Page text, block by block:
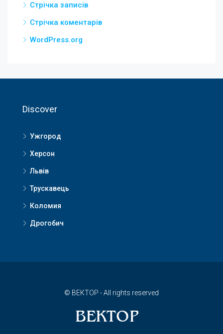
Стрічка записів
Стрічка коментарів
WordPress.org
Discover
Ужгород
Херсон
Львів
Трускавець
Коломия
Дрогобич
© ВЕКТОР - All rights reserved